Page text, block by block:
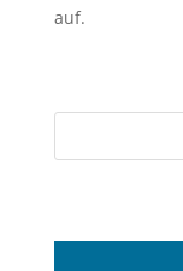
auf.